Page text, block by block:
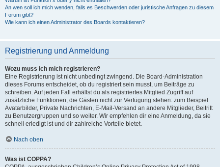
An wen soll ich mich wenden, falls es Beschwerden oder juristische Anfragen zu diesem
Forum gibt?
Wie kann ich einen Administrator des Boards kontaktieren?
Registrierung und Anmeldung
Wozu muss ich mich registrieren?
Eine Registrierung ist nicht unbedingt zwingend. Die Board-Administration
dieses Forums entscheidet, ob du registriert sein musst, um Beiträge zu
schreiben. Auf jeden Fall erhältst du als registriertes Mitglied Zugriff auf
zusätzliche Funktionen, die Gästen nicht zur Verfügung stehen: zum Beispiel
Avatarbilder, Private Nachrichten, E-Mail-Versand an andere Mitglieder, Beitritt
zu Benutzergruppen und so weiter. Wir empfehlen dir eine Anmeldung, da sie
schnell erledigt ist und dir zahlreiche Vorteile bietet.
Nach oben
Was ist COPPA?